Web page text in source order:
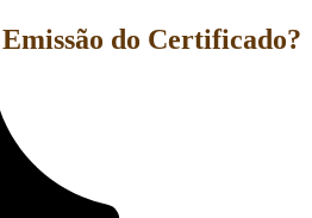
Emissão do Certificado?